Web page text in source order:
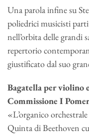
Una parola infine su
poliedrici musicisti
nell’orbita delle grandi
repertorio
giustificato dal suo
Bagatella per violino
Commissione I
«L’organico
Quinta di Beethoven